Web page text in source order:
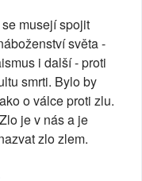
musejí spojit
světa -
i další - proti
smrti. Bylo by
o válce proti zlu.
je v nás a je
zlo zlem.